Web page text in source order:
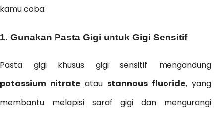
kamu coba:
1. Gunakan Pasta Gigi untuk Gigi Sensitif
Pasta gigi khusus gigi sensitif mengandung
potassium nitrate ataustannous fluoride, yang
membantu melapisi saraf gigi dan mengurangi